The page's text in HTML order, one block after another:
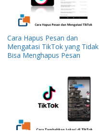
Cara Hapus Pesan dan
Mengatasi TikTok yang Tidak
Bisa Menghapus Pesan